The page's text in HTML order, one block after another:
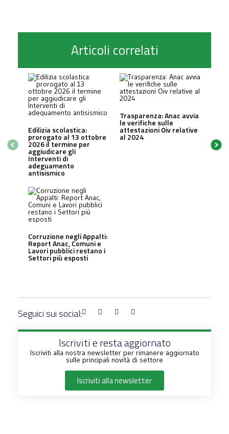
Articoli correlati
Edilizia scolastica:
prorogato al 13 ottobre
2026 il termine per
aggiudicare gli
Interventi di
adeguamento
antisismico
Trasparenza: Anac avvia
le verifiche sulle
attestazioni Oiv relative
al 2024
Corruzione negli Appalti:
Report Anac, Comuni e
Lavori pubblici restano i
Settori più esposti
Seguici sui social:
Iscriviti e resta aggiornato
Iscriviti alla nostra newsletter per rimanere aggiornato
sulle principali novità di settore
Iscriviti alla newsletter